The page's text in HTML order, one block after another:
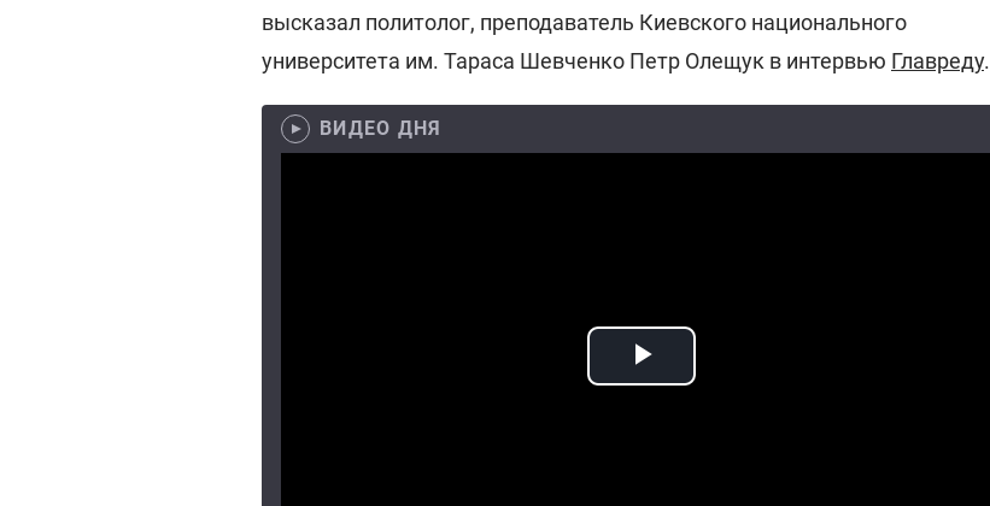
высказал политолог, преподаватель Киевского национального
университета им. Тараса Шевченко Петр Олещук в интервью Главреду.
ВИДЕО ДНЯ